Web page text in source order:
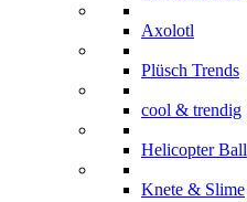
Axolotl
Plüsch Trends
cool & trendig
Helicopter Ball
Knete & Slime